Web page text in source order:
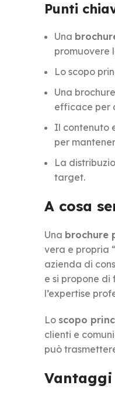
Punti
Una
promuovere
Lo scopo
Una
efficace per
Il contenuto
per
La
target.
A cosa
Una brochure
vera e propria
azienda di
e si propone
l’expertise
Lo scopo
clienti e
può